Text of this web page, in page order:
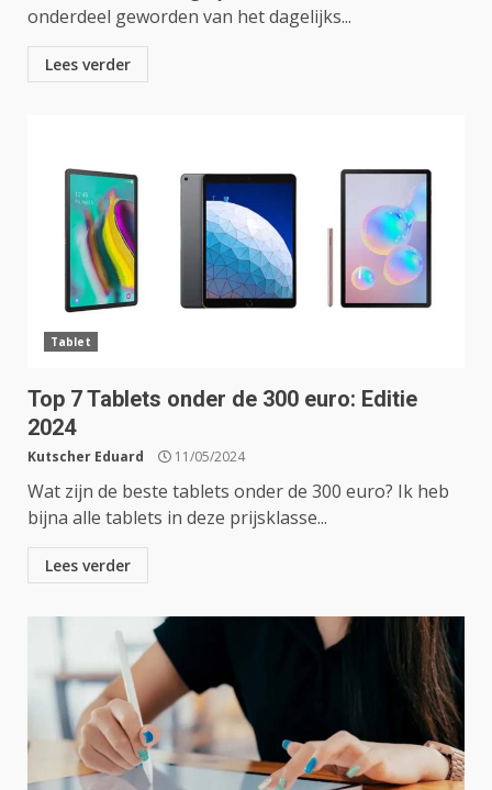
onderdeel geworden van het dagelijks...
Lees verder
Tablet
Top 7 Tablets onder de 300 euro: Editie
2024
Kutscher Eduard 11/05/2024
Wat zijn de beste tablets onder de 300 euro? Ik heb
bijna alle tablets in deze prijsklasse...
Lees verder